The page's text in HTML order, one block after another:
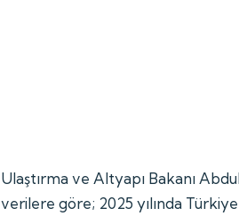
Ulaştırma ve Altyapı Bakanı
verilere göre; 2025 yılında